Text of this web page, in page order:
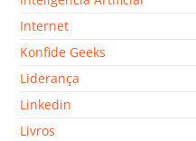
Internet
Konfide Geeks
Liderança
Linkedin
Livros